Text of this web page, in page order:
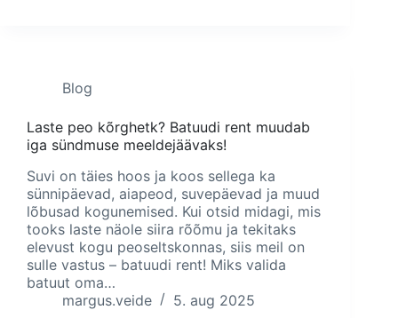
Blog
Laste peo kõrghetk? Batuudi rent muudab
iga sündmuse meeldejäävaks!
Suvi on täies hoos ja koos sellega ka
sünnipäevad, aiapeod, suvepäevad ja muud
lõbusad kogunemised. Kui otsid midagi, mis
tooks laste näole siira rõõmu ja tekitaks
elevust kogu peoseltskonnas, siis meil on
sulle vastus – batuudi rent! Miks valida
batuut oma…
margus.veide
5. aug 2025